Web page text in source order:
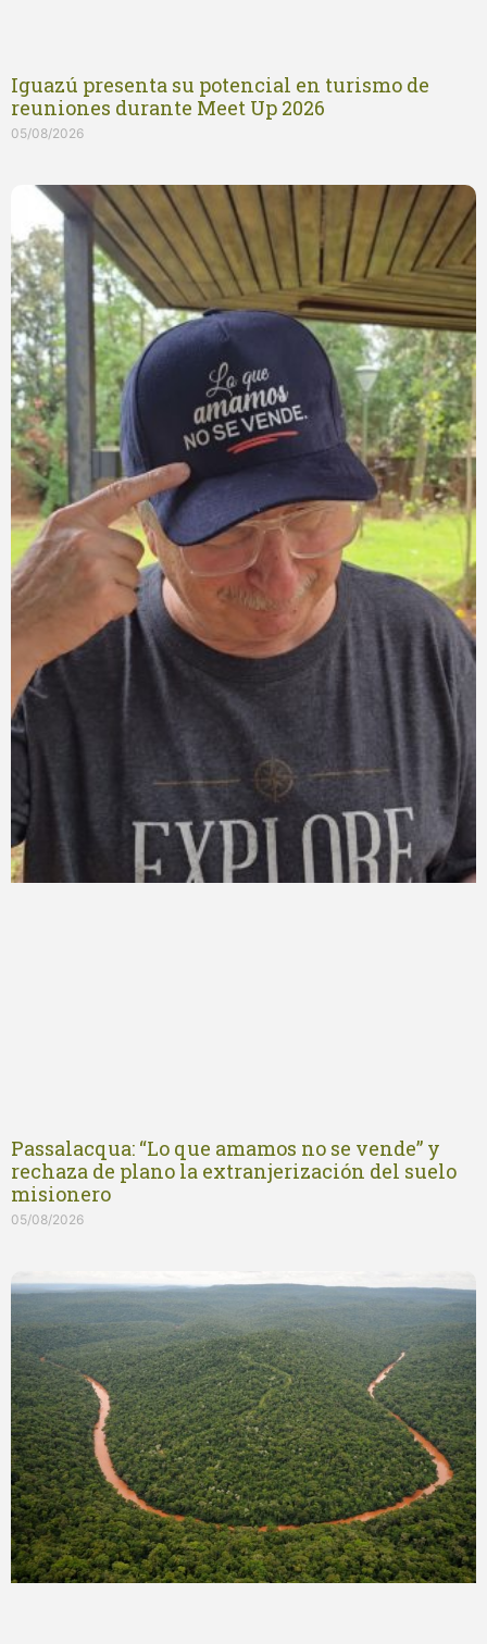
Iguazú presenta su potencial en turismo de
reuniones durante Meet Up 2026
05/08/2026
Passalacqua: “Lo que amamos no se vende” y
rechaza de plano la extranjerización del suelo
misionero
05/08/2026